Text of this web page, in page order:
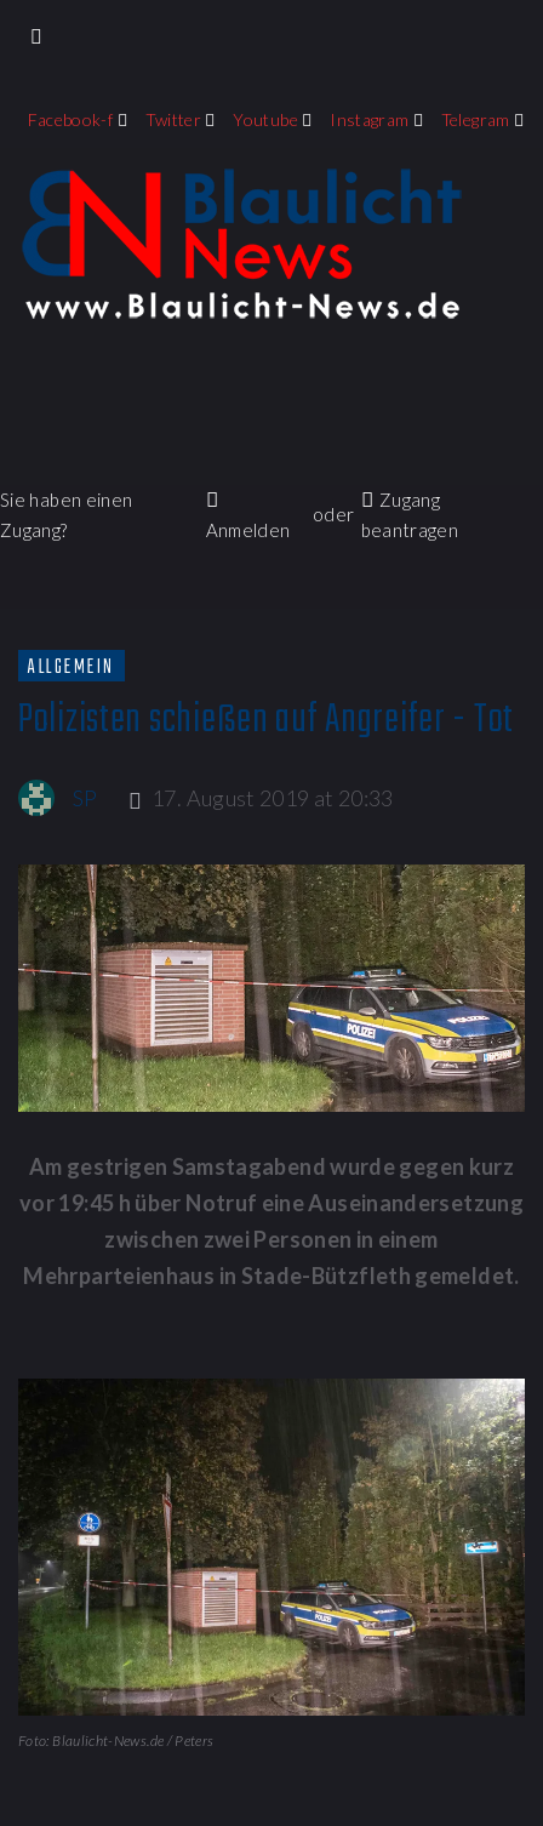
Facebook-f Twitter Youtube Instagram Telegram
Sie haben einen
Zugang?
Anmelden
oder
Zugang
beantragen
ALLGEMEIN
Polizisten schießen auf Angreifer - Tot
SP 17. August 2019 at 20:33
Am gestrigen Samstagabend wurde gegen kurz
vor 19:45 h über Notruf eine Auseinandersetzung
zwischen zwei Personen in einem
Mehrparteienhaus in Stade-Bützfleth gemeldet.
Foto: Blaulicht-News.de / Peters